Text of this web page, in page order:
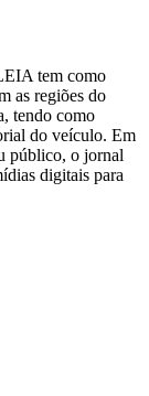
tem como
as regiões do
tendo como
do veículo. Em
público, o jornal
digitais para